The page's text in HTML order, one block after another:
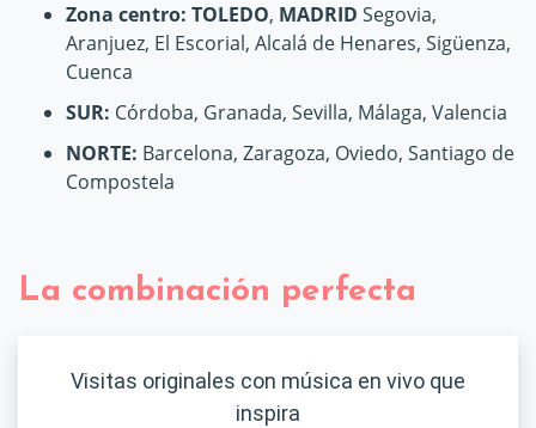
Zona centro: TOLEDO, MADRID Segovia,
Aranjuez, El Escorial, Alcalá de Henares, Sigüenza,
Cuenca
SUR: Córdoba, Granada, Sevilla, Málaga, Valencia
NORTE: Barcelona, Zaragoza, Oviedo, Santiago de
Compostela
La combinación perfecta
Visitas originales con música en vivo que
inspira